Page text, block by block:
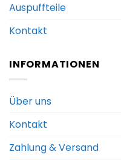
Auspuffteile
Kontakt
INFORMATIONEN
Über uns
Kontakt
Zahlung & Versand